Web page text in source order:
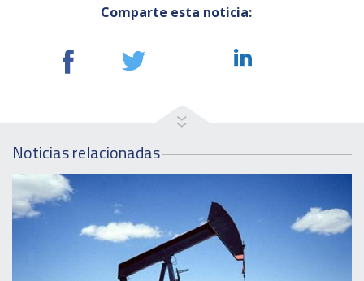
Comparte esta noticia:
Noticias relacionadas